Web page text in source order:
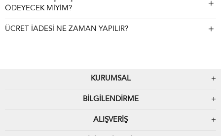
ÖDEYECEK MİYİM?
ÜCRET İADESİ NE ZAMAN YAPILIR?
KURUMSAL
BILGILENDIRME
ALIŞVERIŞ